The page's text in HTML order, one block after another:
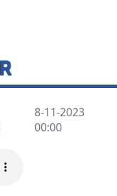
8-11-2023
00:00